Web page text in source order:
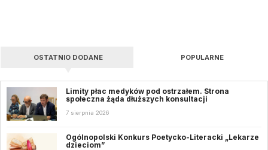
OSTATNIO DODANE POPULARNE
Limity płac medyków pod ostrzałem. Strona
społeczna żąda dłuższych konsultacji
7 sierpnia 2026
Ogólnopolski Konkurs Poetycko-Literacki „Lekarze
dzieciom”